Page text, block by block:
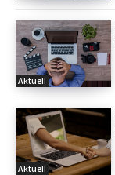
Aktuell
Aktuell